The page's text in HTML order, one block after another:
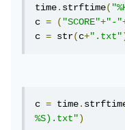
time.strftime(
c = ("SCORE"+"-"
c = str(c+".txt"
c = time.
%S).txt")